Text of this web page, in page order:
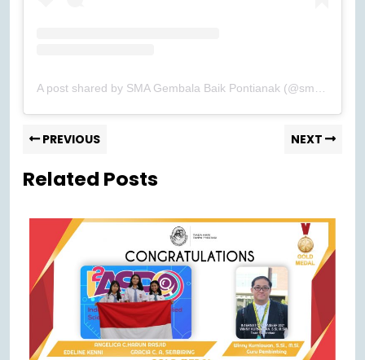
A post shared by SMA Gembala Baik Pontianak (@smagb_pontianak)
PREVIOUS NEXT
Related Posts